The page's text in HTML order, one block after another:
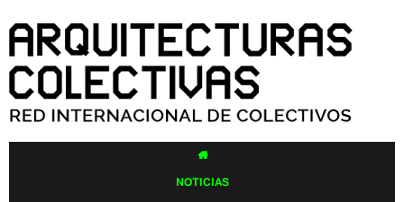
contenido
principal

NOTICIAS